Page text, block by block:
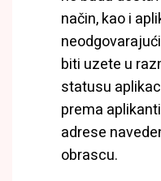
način, kao i
biti uzete u
statusu
prema
adrese
obrascu.